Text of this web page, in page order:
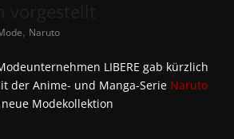
, Naruto
LIBERE gab kürzlich
der Anime- und Manga-Serie Naruto
Modekollektion